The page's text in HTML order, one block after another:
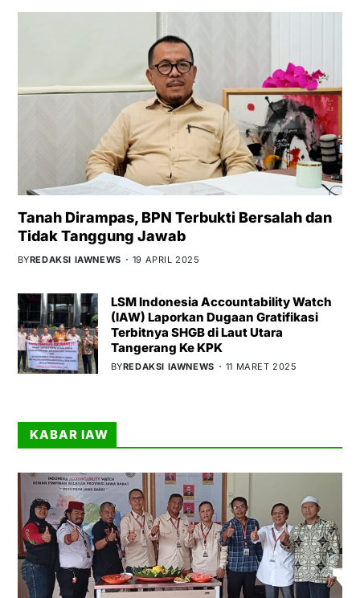
Tanah Dirampas, BPN Terbukti Bersalah dan
Tidak Tanggung Jawab
BYREDAKSI IAWNEWS 19 APRIL 2025
LSM Indonesia Accountability Watch
(IAW) Laporkan Dugaan Gratifikasi
Terbitnya SHGB di Laut Utara
Tangerang Ke KPK
BYREDAKSI IAWNEWS 11 MARET 2025
KABAR IAW